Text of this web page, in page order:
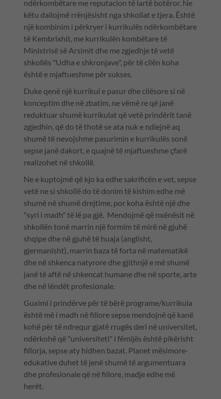
ndërkombëtare me reputacion të lartë botëror. Ne
këtu dallojmë rrënjësisht nga shkollat e tjera. Është
një kombinim i përkryer i kurrikulës ndërkombëtare
të Kembrixhit, me kurrikulën kombëtare të
Ministrisë së Arsimit dhe me zgjedhje të vetë
shkollës "Udha e shkronjave", për të cilën koha
është e mjaftueshme për sukses.
Duke qenë një kurrikul e pasur dhe cilësore si në
konceptim dhe në zbatim, ne vëmë re që janë
reduktuar shumë kurrikulat që vetë prindërit tanë
zgjedhin, që do të thotë se ata nuk e ndiejnë aq
shumë të nevojshme pasurimin e kurrikulës sonë
sepse janë dakort, e quajnë të mjaftueshme çfarë
realizohet në shkollë.
Ne e kuptojmë që kjo ka edhe sakrificën e vet, sepse
vetë ne si shkollë do të donim të kishim edhe më
shumë në shumë drejtime, por koha është një dhe
"syri i madh" të lë pa gjë. Mendojmë që nxënësit në
shkollën tonë marrin një formim të mirë në gjuhë
shqipe dhe në gjuhë të huaja (anglisht,
gjermanisht), marrin baza të forta në matematikë
dhe në shkenca natyrore dhe gjithnjë e më shumë
janë të aftë në shkencat humane dhe në sporte, arte
dhe në lëndët profesionale.
Guximi i prindërve për të bërë programe/kurrikula
është më i madh në fillore sepse mendojnë që kanë
kohë për të ndrequr gjatë rrugës deri në universitet,
ndërkohë që "universiteti" i fëmijës është pikërisht
fillorja, sepse aty hidhen bazat. Planet mësimore-
edukative duhet të jenë shumë të argumentuara
dhe profesionale që në fillore, madje edhe më
herët.